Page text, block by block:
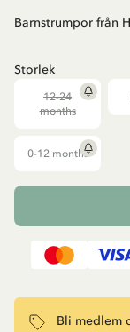
Barnstrumpor från
Storlek
12-24
months
0-12 months
Bli medlem